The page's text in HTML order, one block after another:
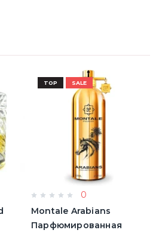
TOP SALE
0
Montale Arabians
Парфюмированная